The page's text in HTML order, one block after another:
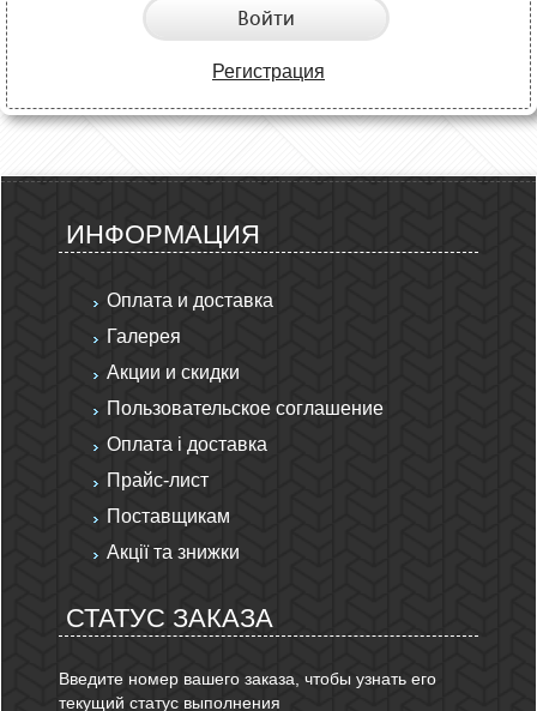
Войти
Регистрация
ИНФОРМАЦИЯ
Оплата и доставка
Галерея
Акции и скидки
Пользовательское соглашение
Оплата і доставка
Прайс-лист
Поставщикам
Акції та знижки
СТАТУС ЗАКАЗА
Введите номер вашего заказа, чтобы узнать его
текущий статус выполнения